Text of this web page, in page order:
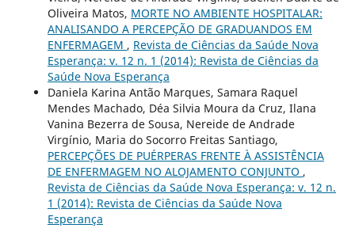
Oliveira Matos, MORTE NO AMBIENTE HOSPITALAR:
ANALISANDO A PERCEPÇÃO DE GRADUANDOS EM
ENFERMAGEM , Revista de Ciências da Saúde Nova
Esperança: v. 12 n. 1 (2014): Revista de Ciências da
Saúde Nova Esperança
Daniela Karina Antão Marques, Samara Raquel
Mendes Machado, Déa Silvia Moura da Cruz, Ilana
Vanina Bezerra de Sousa, Nereide de Andrade
Virgínio, Maria do Socorro Freitas Santiago,
PERCEPÇÕES DE PUÉRPERAS FRENTE À ASSISTÊNCIA
DE ENFERMAGEM NO ALOJAMENTO CONJUNTO ,
Revista de Ciências da Saúde Nova Esperança: v. 12 n.
1 (2014): Revista de Ciências da Saúde Nova
Esperança